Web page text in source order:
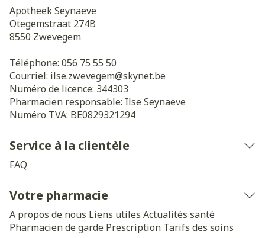
Apotheek Seynaeve
Otegemstraat 274B
8550 Zwevegem
Téléphone: 056 75 55 50
Courriel: ilse.zwevegem@skynet.be
Numéro de licence: 344303
Pharmacien responsable: Ilse Seynaeve
Numéro TVA: BE0829321294
Service à la clientèle
FAQ
Votre pharmacie
A propos de nous Liens utiles Actualités santé
Pharmacien de garde Prescription Tarifs des soins